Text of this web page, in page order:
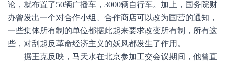
论，就布置了50辆广播车，3000辆自行车。加上，国务院财
办曾发出一个对合作小组、合作商店可以改为国营的通知，
一些集体所有制的单位都据此起来要求改变所有制，所有这
些，对刮起反革命经济主义的妖风都发生了作用。
据王克反映，马天水在北京参加工交会议期间，他曾直